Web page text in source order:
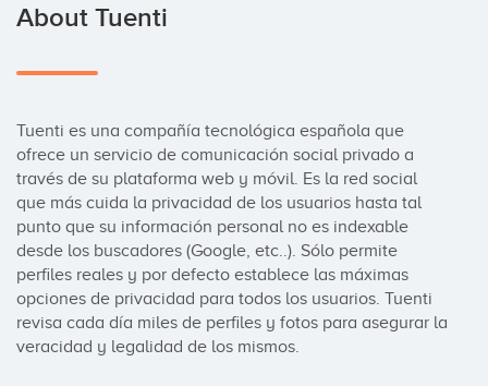
About Tuenti
Tuenti es una compañía tecnológica española que
ofrece un servicio de comunicación social privado a
través de su plataforma web y móvil. Es la red social
que más cuida la privacidad de los usuarios hasta tal
punto que su información personal no es indexable
desde los buscadores (Google, etc..). Sólo permite
perfiles reales y por defecto establece las máximas
opciones de privacidad para todos los usuarios. Tuenti
revisa cada día miles de perfiles y fotos para asegurar la
veracidad y legalidad de los mismos.